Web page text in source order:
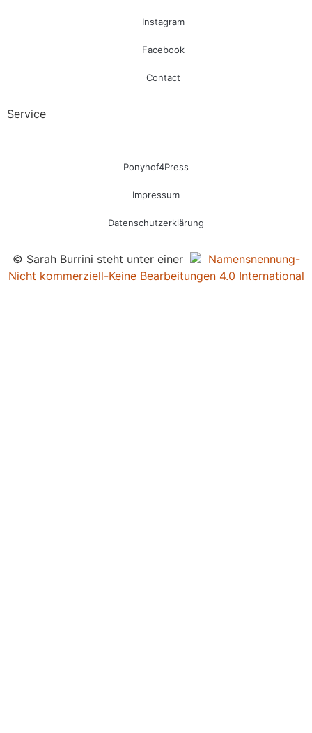
Instagram
Facebook
Contact
Service
Ponyhof4Press
Impressum
Datenschutzerklärung
© Sarah Burrini steht unter einer
Namensnennung-
Nicht kommerziell-Keine Bearbeitungen 4.0 International